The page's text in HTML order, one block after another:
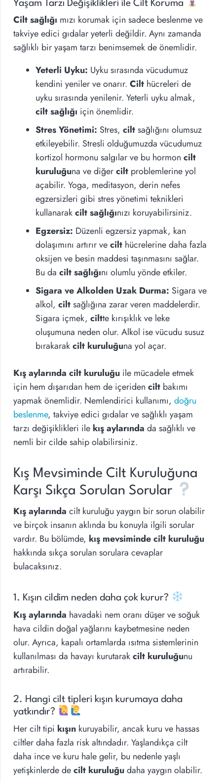
Yaşam Tarzı Değişiklikleri ile Cilt Koruma
Cilt sağlığı mızı korumak için sadece beslenme ve
takviye edici gıdalar yeterli değildir. Aynı zamanda
sağlıklı bir yaşam tarzı benimsemek de önemlidir.
Yeterli Uyku: Uyku sırasında vücudumuz
kendini yeniler ve onarır. Cilt hücreleri de
uyku sırasında yenilenir. Yeterli uyku almak,
cilt sağlığı için önemlidir.
Stres Yönetimi: Stres, ciltsağlığını olumsuz
etkileyebilir. Stresli olduğumuzda vücudumuz
kortizol hormonu salgılar ve bu hormon cilt
kuruluğuna ve diğercilt problemlerine yol
açabilir. Yoga, meditasyon, derin nefes
egzersizleri gibi stres yönetimi teknikleri
kullanarakcilt sağlığınızı koruyabilirsiniz.
Egzersiz: Düzenli egzersiz yapmak, kan
dolaşımını artırır vecilt hücrelerine daha fazla
oksijen ve besin maddesi taşınmasını sağlar.
Bu da cilt sağlığını olumlu yönde etkiler.
Sigara ve Alkolden Uzak Durma: Sigara ve
alkol, ciltsağlığına zarar veren maddelerdir.
Sigara içmek, ciltte kırışıklık ve leke
oluşumuna neden olur. Alkol ise vücudu susuz
bırakarakcilt kuruluğuna yol açar.
Kış aylarında cilt kuruluğu ile mücadele etmek
için hem dışarıdan hem de içeriden cilt bakımı
yapmak önemlidir. Nemlendirici kullanımı, doğru
beslenme, takviye edici gıdalar ve sağlıklı yaşam
tarzı değişiklikleri ile kış aylarında da sağlıklı ve
nemli bir cilde sahip olabilirsiniz.
Kış Mevsiminde Cilt Kuruluğuna
Karşı Sıkça Sorulan Sorular
Kış aylarında cilt kuruluğu yaygın bir sorun olabilir
ve birçok insanın aklında bu konuyla ilgili sorular
vardır. Bu bölümde, kış mevsiminde cilt kuruluğu
hakkında sıkça sorulan sorulara cevaplar
bulacaksınız.
1. Kışın cildim neden daha çok kurur?
Kış aylarında havadaki nem oranı düşer ve soğuk
hava cildin doğal yağlarını kaybetmesine neden
olur. Ayrıca, kapalı ortamlarda ısıtma sistemlerinin
kullanılması da havayı kurutarakcilt kuruluğunu
artırabilir.
2. Hangi cilt tipleri kışın kurumaya daha
yatkındır?
Her cilt tipi kışın kuruyabilir, ancak kuru ve hassas
ciltler daha fazla risk altındadır. Yaşlandıkça cilt
daha ince ve kuru hale gelir, bu nedenle yaşlı
yetişkinlerde decilt kuruluğudaha yaygın olabilir.